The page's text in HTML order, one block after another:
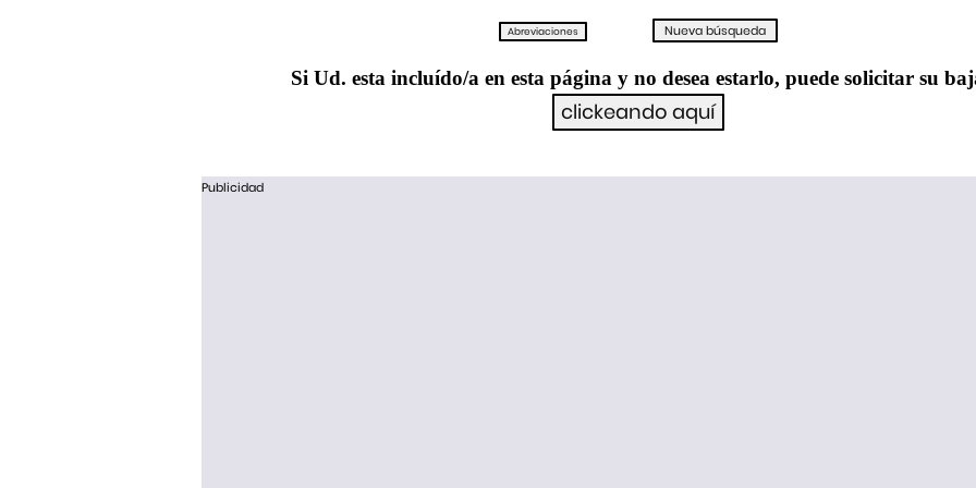
Si Ud. esta incluído/a en esta página y no desea estarlo, puede solicitar su
Publicidad